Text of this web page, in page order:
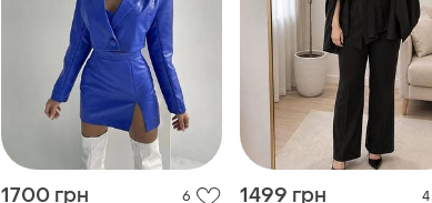
1700 грн
Комтюм трійка з еко шкіри
люкс якості
1499 грн
4
1349 грн с 13 авг.
Костюм жіночий